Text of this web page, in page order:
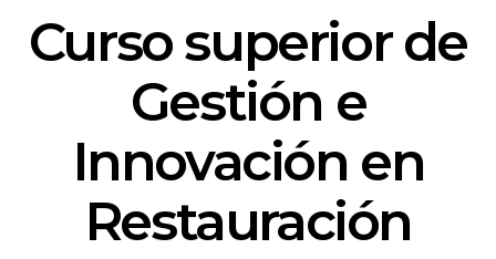
Curso superior de
Gestión e
Innovación en
Restauración